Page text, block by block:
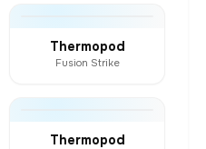
Thermopod
Fusion Strike
Thermopod